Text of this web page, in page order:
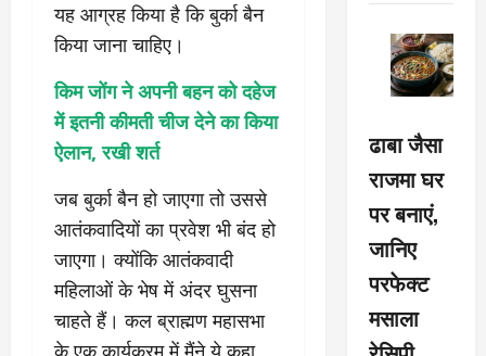
यह आग्रह किया है कि बुर्का बैन
किया जाना चाहिए।
किम जोंग ने अपनी बहन को दहेज
में इतनी कीमती चीज देने का किया
ऐलान, रखी शर्त
जब बुर्का बैन हो जाएगा तो उससे
आतंकवादियों का प्रवेश भी बंद हो
जाएगा। क्योंकि आतंकवादी
महिलाओं के भेष में अंदर घुसना
चाहते हैं। कल ब्राह्मण महासभा
के एक कार्यक्रम में मैंने ये कहा
ढाबा जैसा
राजमा घर
पर बनाएं,
जानिए
परफेक्ट
मसाला